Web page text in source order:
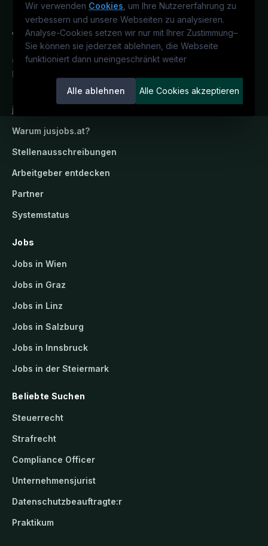
Wir verwenden Cookies , um Ihre Nutzererfahrung zu
verbessern und unsere Webseiten zu analysieren.
Analyse-Cookies setzen wir nur mit Ihrer Zustimmung–
Sie können sie jederzeit ablehnen, die Webseite
funktioniert dann uneingeschränkt weiter
Alle ablehnen Alle Cookies akzeptieren
Österreichs juristisches Karriereportal.
Ein Service der candidatis GmbH.
jusjobs.at
Warum jusjobs.at?
Stellenausschreibungen
Arbeitgeber entdecken
Partner
Systemstatus
Jobs
Jobs in Wien
Jobs in Graz
Jobs in Linz
Jobs in Salzburg
Jobs in Innsbruck
Jobs in der Steiermark
Beliebte Suchen
Steuerrecht
Strafrecht
Compliance Officer
Unternehmensjurist
Datenschutzbeauftragte:r
Praktikum